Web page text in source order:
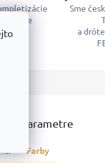
Sme
a
parametre
:
Farby